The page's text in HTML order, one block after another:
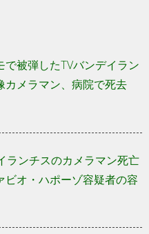
で被弾したTVバンデイラン
カメラマン、病院で死去
ランチスのカメラマン死亡
ビオ・ハポーゾ容疑者の容